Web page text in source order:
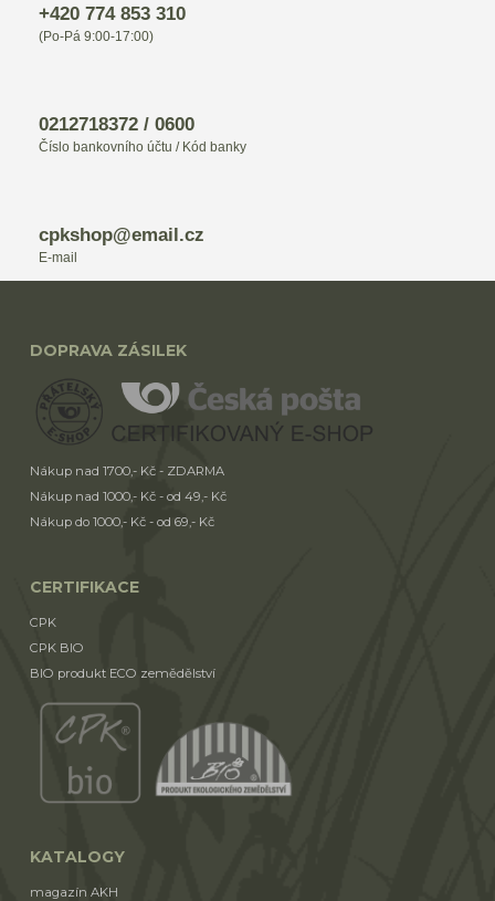
+420 774 853 310
(Po-Pá 9:00-17:00)
0212718372 / 0600
Číslo bankovního účtu / Kód banky
cpkshop@email.cz
E-mail
DOPRAVA ZÁSILEK
Nákup nad 1700,- Kč - ZDARMA
Nákup nad 1000,- Kč - od 49,- Kč
Nákup do 1000,- Kč - od 69,- Kč
CERTIFIKACE
CPK
CPK BIO
BIO produkt ECO zemědělství
KATALOGY
magazín AKH